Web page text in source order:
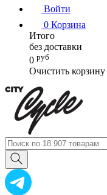
Войти
0 Корзина
Итого
без доставки
0 руб
Очистить корзину